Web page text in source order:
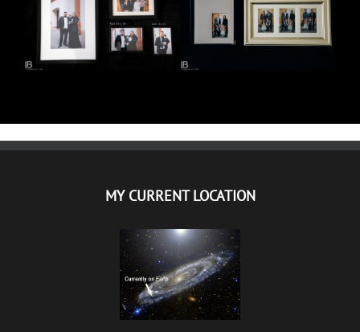
MY CURRENT LOCATION